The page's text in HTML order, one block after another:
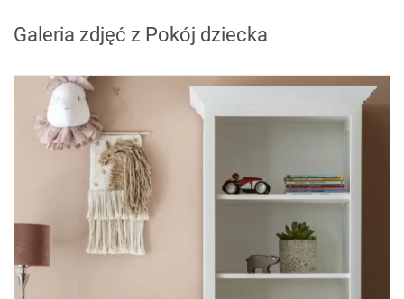
Galeria zdjęć z Pokój dziecka